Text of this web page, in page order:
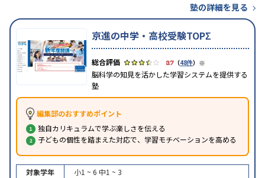
塾の詳細を見る
京進の中学・高校受験TOPΣ
3.7 （48件） ※
脳科学の知見を活かした学習システムを提供する
塾
編集部のおすすめポイント
独自カリキュラムで学ぶ楽しさを伝える
子どもの個性を踏まえた対応で、学習モチベーションを高める
対象学年 小1 ~ 6 中1 ~ 3